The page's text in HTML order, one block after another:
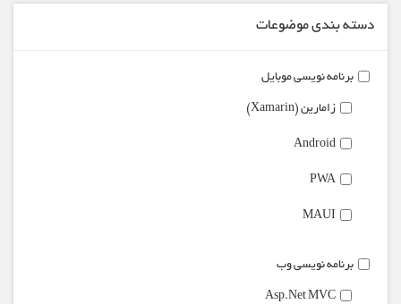
دسته بندی موضوعات
برنامه نویسی موبایل
زامارین (Xamarin)
Android
PWA
MAUI
برنامه نویسی وب
Asp.Net MVC